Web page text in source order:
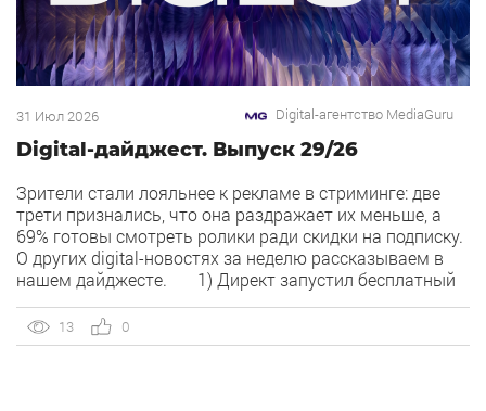
31 Июл 2026 Digital-агентство MediaGuru
Digital-дайджест. Выпуск 29/26
Зрители стали лояльнее к рекламе в стриминге: две
трети признались, что она раздражает их меньше, а
69% готовы смотреть ролики ради скидки на подписку.
О других digital-новостях за неделю рассказываем в
нашем дайджесте. 1) Директ запустил бесплатный
встроенный динамический коллтрекинг — без доплат и
интеграций со сторонними сервисами. […]
13 0